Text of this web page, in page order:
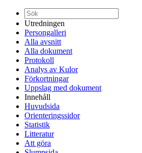
Utredningen
Persongalleri
Alla avsnitt
Alla dokument
Protokoll
Analys av Kulor
Förkortningar
Uppslag med dokument
Innehåll
Huvudsida
Orienteringssidor
Statistik
Litteratur
Att göra